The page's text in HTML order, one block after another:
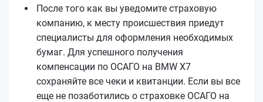
После того как вы уведомите страховую
компанию, к месту происшествия приедут
специалисты для оформления необходимых
бумаг. Для успешного получения
компенсации по ОСАГО на BMW X7
сохраняйте все чеки и квитанции. Если вы все
еще не позаботились о страховке ОСАГО на